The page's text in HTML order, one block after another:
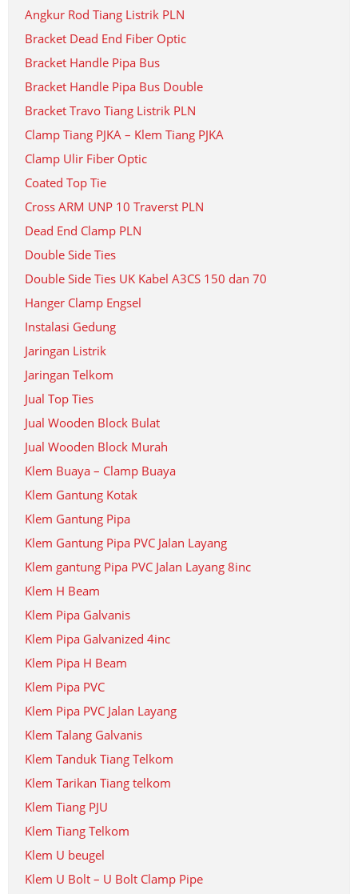
Angkur Rod Tiang Listrik PLN
Bracket Dead End Fiber Optic
Bracket Handle Pipa Bus
Bracket Handle Pipa Bus Double
Bracket Travo Tiang Listrik PLN
Clamp Tiang PJKA – Klem Tiang PJKA
Clamp Ulir Fiber Optic
Coated Top Tie
Cross ARM UNP 10 Traverst PLN
Dead End Clamp PLN
Double Side Ties
Double Side Ties UK Kabel A3CS 150 dan 70
Hanger Clamp Engsel
Instalasi Gedung
Jaringan Listrik
Jaringan Telkom
Jual Top Ties
Jual Wooden Block Bulat
Jual Wooden Block Murah
Klem Buaya – Clamp Buaya
Klem Gantung Kotak
Klem Gantung Pipa
Klem Gantung Pipa PVC Jalan Layang
Klem gantung Pipa PVC Jalan Layang 8inc
Klem H Beam
Klem Pipa Galvanis
Klem Pipa Galvanized 4inc
Klem Pipa H Beam
Klem Pipa PVC
Klem Pipa PVC Jalan Layang
Klem Talang Galvanis
Klem Tanduk Tiang Telkom
Klem Tarikan Tiang telkom
Klem Tiang PJU
Klem Tiang Telkom
Klem U beugel
Klem U Bolt – U Bolt Clamp Pipe